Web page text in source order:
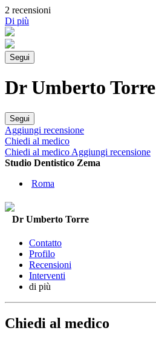
2 recensioni
Di più
Segui
Dr Umberto Torre
Segui
Aggiungi recensione
Chiedi al medico
Chiedi al medico Aggiungi recensione
Studio Dentistico Zema
Roma
Dr Umberto Torre
Contatto
Profilo
Recensioni
Interventi
di più
Chiedi al medico